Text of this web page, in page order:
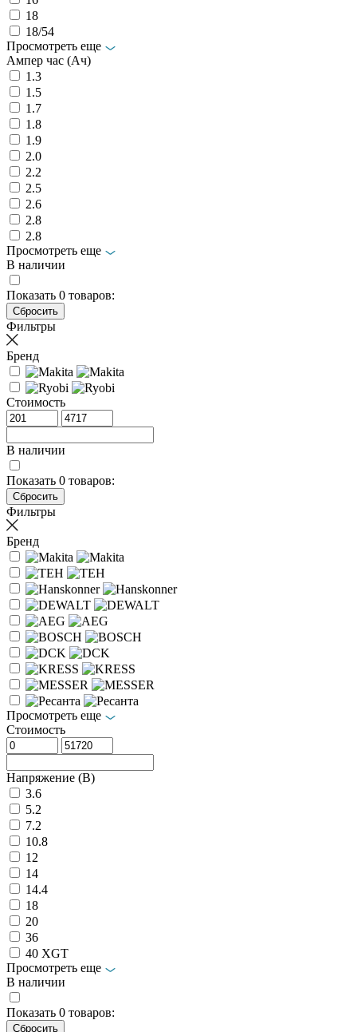
18
18/54
Просмотреть еще
Ампер час (Ач)
1.3
1.5
1.7
1.8
1.9
2.0
2.2
2.5
2.6
2.8
2.8
Просмотреть еще
В наличии
Показать 0 товаров:
Фильтры
Бренд
Стоимость
В наличии
Показать 0 товаров:
Фильтры
Бренд
Просмотреть еще
Стоимость
Напряжение (В)
3.6
5.2
7.2
10.8
12
14
14.4
18
20
36
40 XGT
Просмотреть еще
В наличии
Показать 0 товаров: